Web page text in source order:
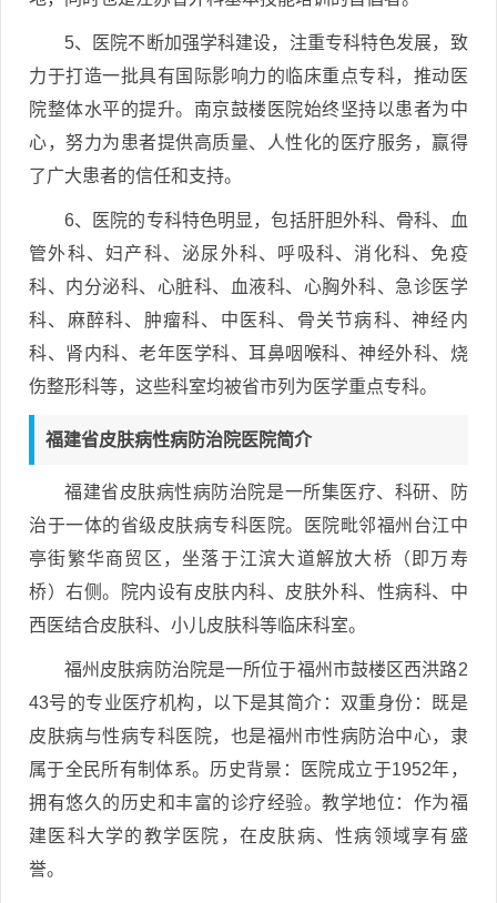
5、医院不断加强学科建设，注重专科特色发展，致
力于打造一批具有国际影响力的临床重点专科，推动医
院整体水平的提升。南京鼓楼医院始终坚持以患者为中
心，努力为患者提供高质量、人性化的医疗服务，赢得
了广大患者的信任和支持。
6、医院的专科特色明显，包括肝胆外科、骨科、血
管外科、妇产科、泌尿外科、呼吸科、消化科、免疫
科、内分泌科、心脏科、血液科、心胸外科、急诊医学
科、麻醉科、肿瘤科、中医科、骨关节病科、神经内
科、肾内科、老年医学科、耳鼻咽喉科、神经外科、烧
伤整形科等，这些科室均被省市列为医学重点专科。
福建省皮肤病性病防治院医院简介
福建省皮肤病性病防治院是一所集医疗、科研、防
治于一体的省级皮肤病专科医院。医院毗邻福州台江中
亭街繁华商贸区，坐落于江滨大道解放大桥（即万寿
桥）右侧。院内设有皮肤内科、皮肤外科、性病科、中
西医结合皮肤科、小儿皮肤科等临床科室。
福州皮肤病防治院是一所位于福州市鼓楼区西洪路2
43号的专业医疗机构，以下是其简介：双重身份：既是
皮肤病与性病专科医院，也是福州市性病防治中心，隶
属于全民所有制体系。历史背景：医院成立于1952年，
拥有悠久的历史和丰富的诊疗经验。教学地位：作为福
建医科大学的教学医院，在皮肤病、性病领域享有盛
誉。